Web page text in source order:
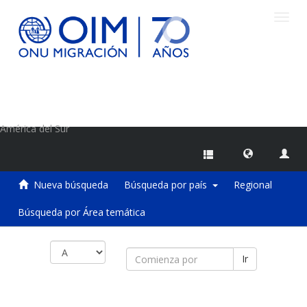
América del Sur
Nueva búsqueda Búsqueda por país Regional
Búsqueda por Área temática
Ir